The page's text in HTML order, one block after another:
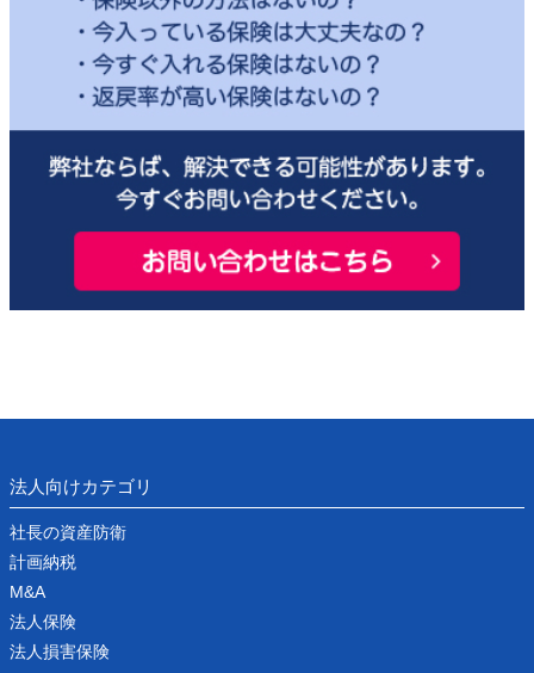
法人向けカテゴリ
社長の資産防衛
計画納税
M&A
法人保険
法人損害保険